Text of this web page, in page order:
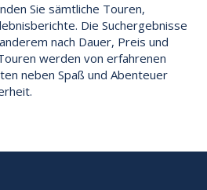
Sie sämtliche Touren,
Die Suchergebnisse
nach Dauer, Preis und
werden von erfahrenen
neben Spaß und Abenteuer